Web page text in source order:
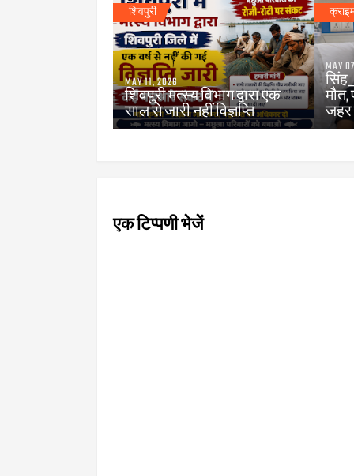
शिवपुरी
MAY 11, 2026
शिवपुरी मत्स्य विभाग द्वारा एक
साल से जारी नहीं विज्ञप्ति
MAY
जहर
एक टिप्पणी भेजें